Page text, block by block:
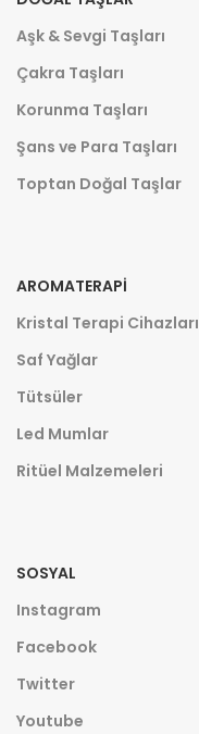
Aşk & Sevgi Taşları
Çakra Taşları
Korunma Taşları
Şans ve Para Taşları
Toptan Doğal Taşlar
AROMATERAPI
Kristal Terapi Cihazları
Saf Yağlar
Tütsüler
Led Mumlar
Ritüel Malzemeleri
SOSYAL
Instagram
Facebook
Twitter
Youtube